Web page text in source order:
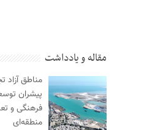
مقاله و یادداشت
مناطق آزاد
پیشران
فرهنگی و
منطقه‌ای